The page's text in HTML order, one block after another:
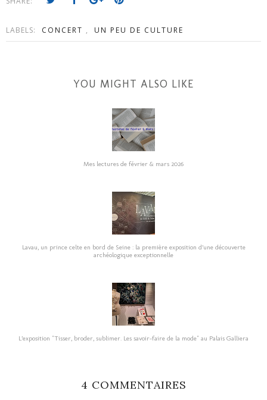
LABELS: CONCERT , UN PEU DE CULTURE
YOU MIGHT ALSO LIKE
Mes lectures de février & mars 2026
Lavau, un prince celte en bord de Seine : la première exposition d’une découverte
archéologique exceptionnelle
L’exposition "Tisser, broder, sublimer. Les savoir-faire de la mode" au Palais Galliera
4 COMMENTAIRES